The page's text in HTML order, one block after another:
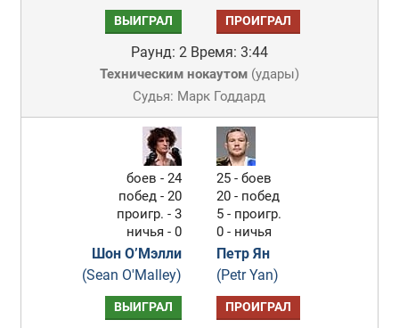
ВЫИГРАЛ ПРОИГРАЛ
Раунд: 2 Время: 3:44
Техническим нокаутом(удары)
Судья: Марк Годдард
боев - 24
побед - 20
проигр. - 3
ничья - 0
Шон О’Мэлли
(Sean O'Malley)
25 - боев
20 - побед
5 - проигр.
0 - ничья
Петр Ян
(Petr Yan)
ВЫИГРАЛ ПРОИГРАЛ